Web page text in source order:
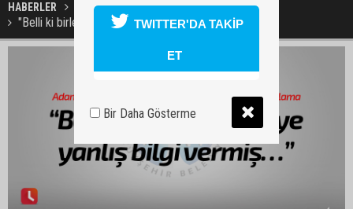
ziyaret etti
HABERLER SON DAKİKA
"Belli ki birleri Sözlü’ye yanlış bilgi vermiş"
TWITTER'DA TAKİP
ET
Bir Daha Gösterme